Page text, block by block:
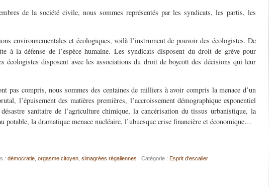
de la société civile, nous sommes représentés par les syndicats, les partis, les
environnementales et écologiques, voilà l’instrument de pouvoir des écologistes. De
à la défense de l’espèce humaine. Les syndicats disposent du droit de grève pour
écologistes disposent avec les associations du droit de boycott des décisions qui leur
pas compris, nous sommes des centaines de milliers à avoir compris la menace d’un
l’épuisement des matières premières, l’accroissement démographique exponentiel
sanitaire de l’agriculture chimique, la cancérisation du tissus urbanistique, la
potable, la dramatique menace nucléaire, l’ubuesque crise financière et économique…
: démocratie orgasme citoyen simagrées régaliennes | Catégorie : Esprit d'escalier